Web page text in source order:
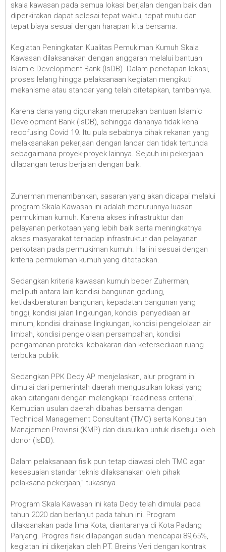
skala kawasan pada semua lokasi berjalan dengan baik dan
diperkirakan dapat selesai tepat waktu, tepat mutu dan
tepat biaya sesuai dengan harapan kita bersama.
Kegiatan Peningkatan Kualitas Pemukiman Kumuh Skala
Kawasan dilaksanakan dengan anggaran melalui bantuan
Islamic Development Bank (IsDB). Dalam penetapan lokasi,
proses lelang hingga pelaksanaan kegiatan mengikuti
mekanisme atau standar yang telah ditetapkan, tambahnya.
Karena dana yang digunakan merupakan bantuan Islamic
Development Bank (IsDB), sehingga dananya tidak kena
recofusing Covid 19. Itu pula sebabnya pihak rekanan yang
melaksanakan pekerjaan dengan lancar dan tidak tertunda
sebagaimana proyek-proyek lainnya. Sejauh ini pekerjaan
dilapangan terus berjalan dengan baik.
Zuherman menambahkan, sasaran yang akan dicapai melalui
program Skala Kawasan ini adalah menurunnya luasan
permukiman kumuh. Karena akses infrastruktur dan
pelayanan perkotaan yang lebih baik serta meningkatnya
akses masyarakat terhadap infrastruktur dan pelayanan
perkotaan pada permukiman kumuh. Hal ini sesuai dengan
kriteria permukiman kumuh yang ditetapkan.
Sedangkan kriteria kawasan kumuh beber Zuherman,
meliputi antara lain kondisi bangunan gedung,
ketidakberaturan bangunan, kepadatan bangunan yang
tinggi, kondisi jalan lingkungan, kondisi penyediaan air
minum, kondisi drainase lingkungan, kondisi pengelolaan air
limbah, kondisi pengelolaan persampahan, kondisi
pengamanan proteksi kebakaran dan ketersediaan ruang
terbuka publik.
Sedangkan PPK Dedy AP menjelaskan, alur program ini
dimulai dari pemerintah daerah mengusulkan lokasi yang
akan ditangani dengan melengkapi “readiness criteria”.
Kemudian usulan daerah dibahas bersama dengan
Technical Management Consultant (TMC) serta Konsultan
Manajemen Provinsi (KMP) dan diusulkan untuk disetujui oleh
donor (IsDB).
Dalam pelaksanaan fisik pun tetap diawasi oleh TMC agar
kesesuaian standar teknis dilaksanakan oleh pihak
pelaksana pekerjaan,” tukasnya.
Program Skala Kawasan ini kata Dedy telah dimulai pada
tahun 2020 dan berlanjut pada tahun ini. Program
dilaksanakan pada lima Kota, diantaranya di Kota Padang
Panjang. Progres fisik dilapangan sudah mencapai 89,65%,
kegiatan ini dikerjakan oleh PT. Breins Veri dengan kontrak